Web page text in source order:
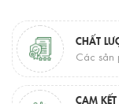
CHẤT
Các sản
CAM